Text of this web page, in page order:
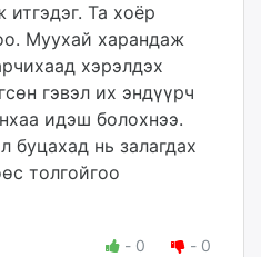
Та хоёр
Муухай харандаж
хэрэлдэх
гэвэл их эндүүрч
идэш болохнээ.
буцахад нь залагдах
толгойгоо
- 0 - 0